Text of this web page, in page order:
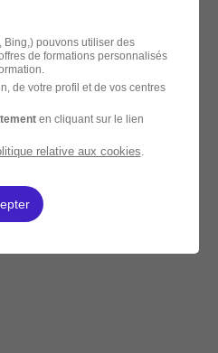
Bing,) pouvons utiliser des
de formations personnalisés
de votre profil et de vos centres
en cliquant sur le lien
relative aux cookies